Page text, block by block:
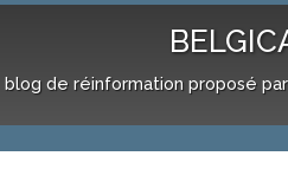
blog de réinformation proposé